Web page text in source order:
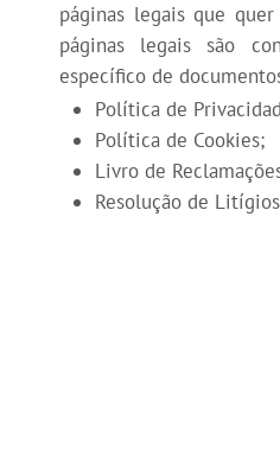
páginas legais que
páginas legais são
específico de
Política de
Política de Cookies;
Livro de
Resolução de